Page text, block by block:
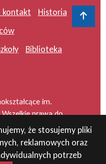
że stosujemy pliki
reklamowych oraz
potrzeb
kontakt
Historia
Biblioteka
im.
prawa do
Do